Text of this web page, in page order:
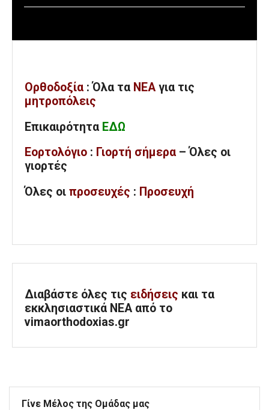
Ορθοδοξία : Όλα τα ΝΕΑ για τις
μητροπόλεις
Επικαιρότητα ΕΔΩ
Εορτολόγιο : Γιορτή σήμερα – Όλες οι
γιορτές
Όλες οι προσευχές : Προσευχή
Διαβάστε όλες τις ειδήσεις και τα
εκκλησιαστικά ΝΕΑ από το
vimaorthodoxias.gr
Γίνε Μέλος της Ομάδας μας